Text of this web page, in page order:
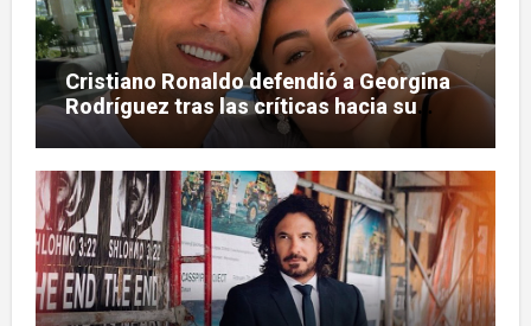
Cristiano Ronaldo defendió a Georgina
Rodríguez tras las críticas hacia su
figura